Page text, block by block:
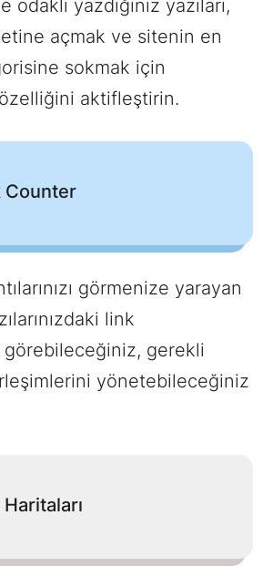
yazdığınız yazıları,
açmak ve sitenin en
sokmak için
aktifleştirin.
Counter
görmenize yarayan
link
gerekli
yönetebileceğiniz